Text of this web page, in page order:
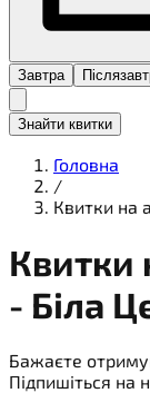
Завтра
Знайти квитки
Головна
/
Квитки на
Квитки
- Біла
Бажаєте
Підпишіться на